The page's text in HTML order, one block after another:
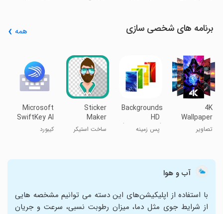
اول)
برنامه های شخصی سازی همه
4K
Wallpaper
Expert
تصاویر
Backgrounds
HD
(Wallpapers)
پس زمینه
Sticker
Maker
ساخت استیکر
Microsoft
SwiftKey AI
Keyboard
کیبورد
آب و هوا
با استفاده از اپلیکیشن‌های این دسته می توانیم مشخصه هایی
از شرایط جوی مثل دما، میزان رطوبت نسبی، سرعت و جریان